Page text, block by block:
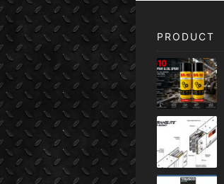
PRODUCT